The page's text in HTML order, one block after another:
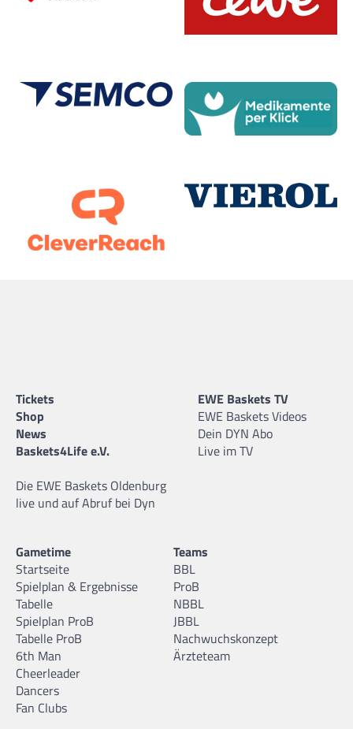
Tickets
Shop
News
Baskets4Life e.V.
Die EWE Baskets Oldenburg
live und auf Abruf bei Dyn
EWE Baskets TV
EWE Baskets Videos
Dein DYN Abo
Live im TV
Gametime
Startseite
Spielplan & Ergebnisse
Tabelle
Spielplan ProB
Tabelle ProB
6th Man
Cheerleader
Dancers
Fan Clubs
Teams
BBL
ProB
NBBL
JBBL
Nachwuchskonzept
Ärzteteam